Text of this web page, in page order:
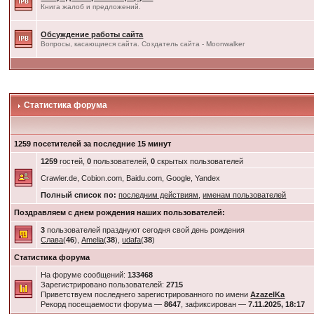
Книга жалоб и предложений.
Обсуждение работы сайта
Вопросы, касающиеся сайта. Создатель сайта - Moonwalker
Статистика форума
1259 посетителей за последние 15 минут
1259 гостей,0 пользователей,0 скрытых пользователей
Crawler.de, Cobion.com, Baidu.com, Google, Yandex
Полный список по: последним действиям ,именам пользователей
Поздравляем с днем рождения наших пользователей:
3 пользователей празднуют сегодня свой день рождения
Слава(46),Amelia(38),udafa(38)
Статистика форума
На форуме сообщений:133468
Зарегистрировано пользователей:2715
Приветствуем последнего зарегистрированного по имениAzazelKa
Рекорд посещаемости форума —8647 , зафиксирован —7.11.2025, 18:17